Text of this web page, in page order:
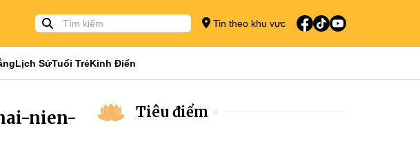
Tin theo khu vực
Lịch SửTuổi TrẻKinh Điển
nien-
Tiêu điểm